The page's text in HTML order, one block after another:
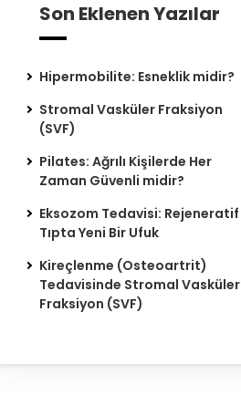
Son Eklenen Yazılar
Hipermobilite: Esneklik midir?
Stromal Vasküler Fraksiyon
(SVF)
Pilates: Ağrılı Kişilerde Her
Zaman Güvenli midir?
Eksozom Tedavisi: Rejeneratif
Tıpta Yeni Bir Ufuk
Kireçlenme (Osteoartrit)
Tedavisinde Stromal Vasküler
Fraksiyon (SVF)